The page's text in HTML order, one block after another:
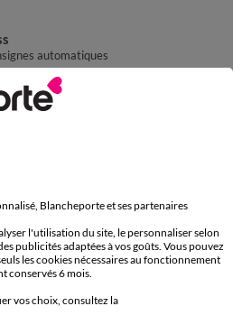
automatiques
Relay uniquement
lundi au samedi
Offerts
Blancheporte et ses partenaires
l'utilisation du site, le personnaliser selon
publicités adaptées à vos goûts. Vous pouvez
les cookies nécessaires au fonctionnement
conservés 6 mois.
vos choix, consultez la